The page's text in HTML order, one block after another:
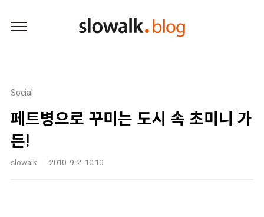
Social
페트병으로 꾸미는 도시 속 초미니 가
든!
slowalk 2010. 9. 2. 10:10